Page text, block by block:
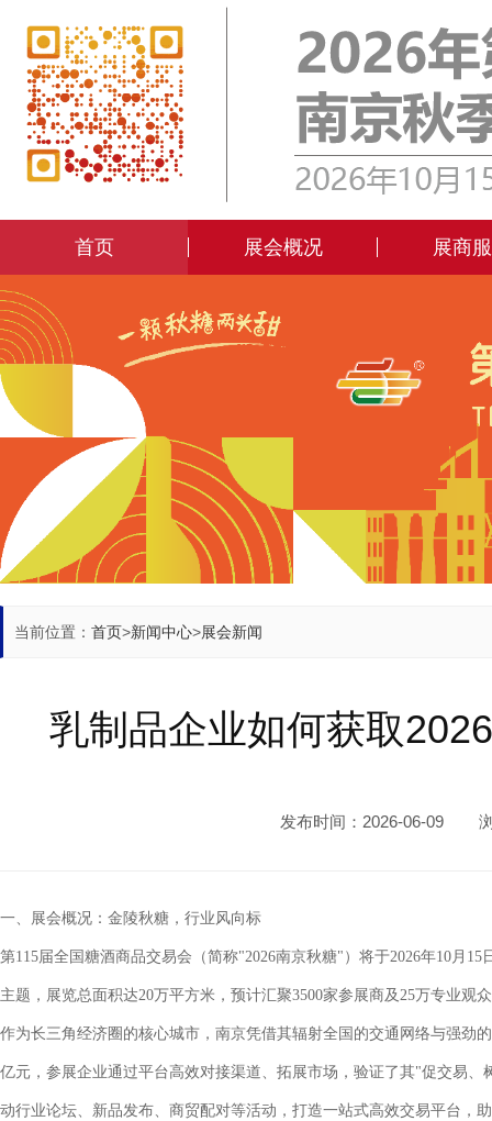
首页 展会概况 展商
当前位置： 首页>新闻中心>展会新闻
乳制品企业如何获取
发布时间：2026-06-09
一、展会概况：金陵秋糖，行业风向标
第115届全国糖酒商品交易会（简称"2026南京秋糖"）将于2026年10月
主题，展览总面积达20万平方米，预计汇聚3500家参展商及25万专业
作为长三角经济圈的核心城市，南京凭借其辐射全国的交通网络与强劲
亿元，参展企业通过平台高效对接渠道、拓展市场，验证了其"促交易、
动行业论坛、新品发布、商贸配对等活动，打造一站式高效交易平台，